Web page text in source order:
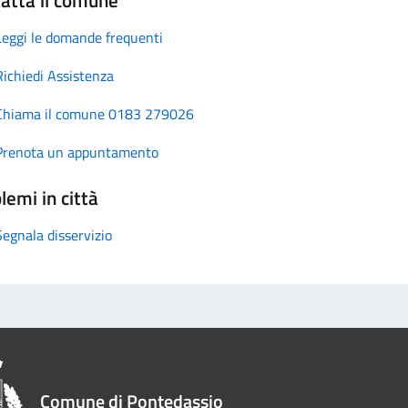
le domande frequenti
Assistenza
il comune 0183 279026
un appuntamento
in città
disservizio
Comune di Pontedassio